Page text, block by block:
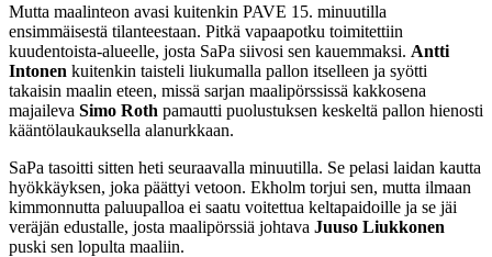
Mutta maalinteon avasi kuitenkin PAVE 15. minuutilla
ensimmäisestä tilanteestaan. Pitkä vapaapotku toimitettiin
kuudentoista-alueelle, josta SaPa siivosi sen kauemmaksi. Antti
Intonen kuitenkin taisteli liukumalla pallon itselleen ja syötti
takaisin maalin eteen, missä sarjan maalipörssissä kakkosena
majaileva Simo Roth pamautti puolustuksen keskeltä pallon hienosti
kääntölaukauksella alanurkkaan.
SaPa tasoitti sitten heti seuraavalla minuutilla. Se pelasi laidan kautta
hyökkäyksen, joka päättyi vetoon. Ekholm torjui sen, mutta ilmaan
kimmonnutta paluupalloa ei saatu voitettua keltapaidoille ja se jäi
veräjän edustalle, josta maalipörssiä johtava Juuso Liukkonen
puski sen lopulta maaliin.